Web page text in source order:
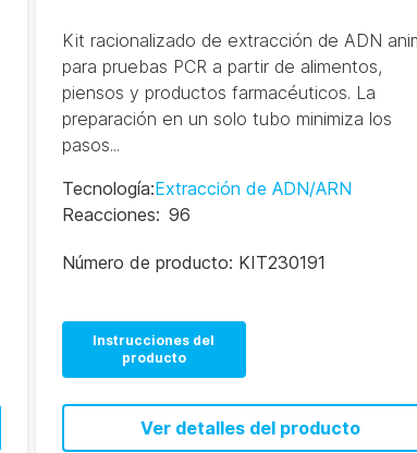
Kit racionalizado de extracción de ADN
para pruebas PCR a partir de alimentos,
piensos y productos farmacéuticos. La
preparación en un solo tubo minimiza los
pasos...
Tecnología:Extracción de ADN/ARN
Reacciones: 96
Número de producto: KIT230191
Instrucciones del
producto
Ver detalles del producto